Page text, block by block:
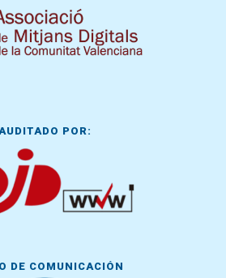
POR:
DE COMUNICACIÓN